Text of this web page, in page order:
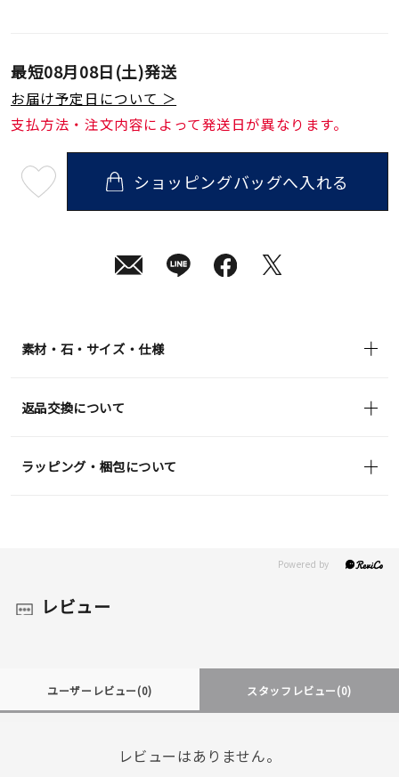
最短08月08日(土)発送
お届け予定日について ＞
支払方法・注文内容によって発送日が異なります。
08
ショッピングバッグへ入れる
素材・石・サイズ・仕様
返品交換について
ラッピング・梱包について
レビュー
ユーザーレビュー(0) スタッフレビュー(0)
レビューはありません。